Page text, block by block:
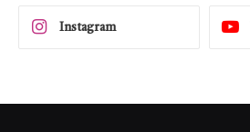
Instagram